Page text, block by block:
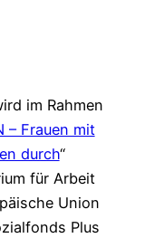
im Rahmen
– Frauen mit
durch“
für Arbeit
Union
Plus